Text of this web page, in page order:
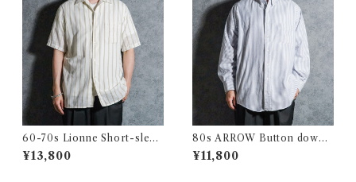
60-70s Lionne Short-sleev
e Stripe Shirts フランス製 半
袖 ストライプ シャツ
¥13,800
80s ARROW Button down
Oxford Shirts アロー ボタン
ダウン オックスフォード シャ
¥11,800